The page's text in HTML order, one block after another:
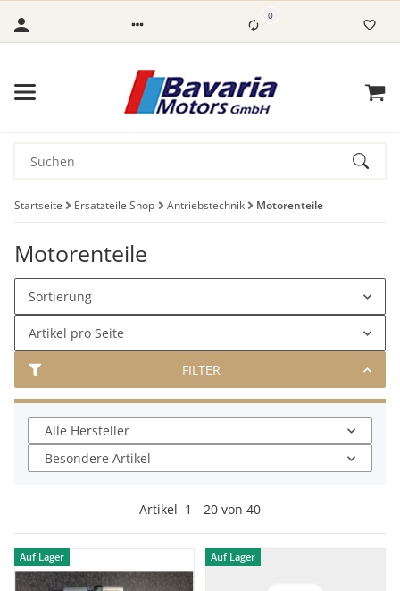
0
Startseite Ersatzteile Shop Antriebstechnik Motorenteile
Motorenteile
FILTER
Sortierung
Artikel pro Seite
Alle Hersteller
Besondere Artikel
Artikel 1 - 20 von 40
Auf Lager Auf Lager